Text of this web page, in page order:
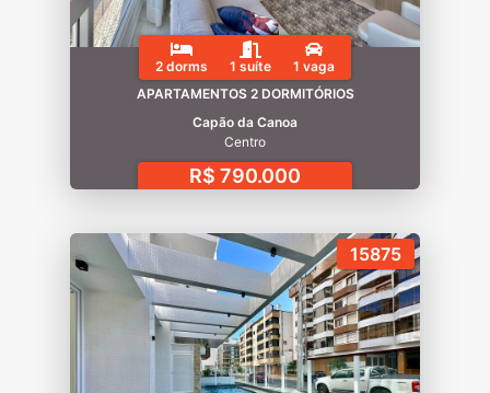
2 dorms 1 suíte
1 vaga
APARTAMENTOS 2 DORMITÓRIOS
Capão da Canoa
Centro
R$ 790.000
15875